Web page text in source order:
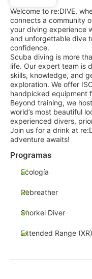
Welcome to re:DIVE,
connects a community
your diving experience
and unforgettable dive
confidence.
Scuba diving is more
life. Our expert team is
skills, knowledge, and
exploration. We offer
handpicked equipment
Beyond training, we
world’s most beautiful
experienced divers,
Join us for a drink at
adventure awaits!
Programas
Ecología
Rebreather
Snorkel Diver
Extended Range (XR)